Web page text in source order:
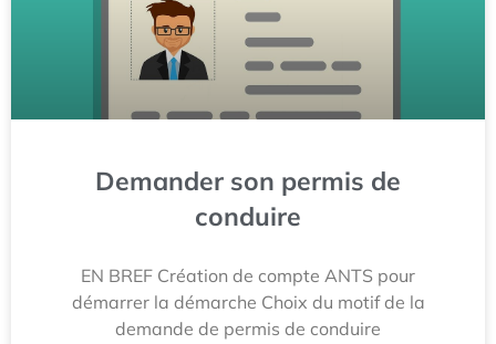
Demander son permis de
conduire
EN BREF Création de compte ANTS pour
démarrer la démarche Choix du motif de la
demande de permis de conduire